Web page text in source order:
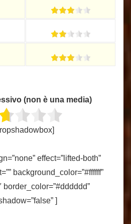
(non è una media)
effect=”lifted-both”
background_color=”#ffffff”
border_color=”#dddddd”
]